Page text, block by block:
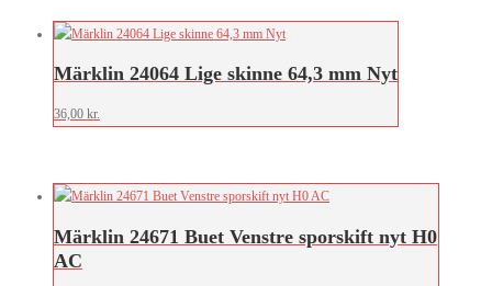
Märklin 24064 Lige skinne 64,3 mm Nyt
36,00 kr.
Märklin 24671 Buet Venstre sporskift nyt H0
AC